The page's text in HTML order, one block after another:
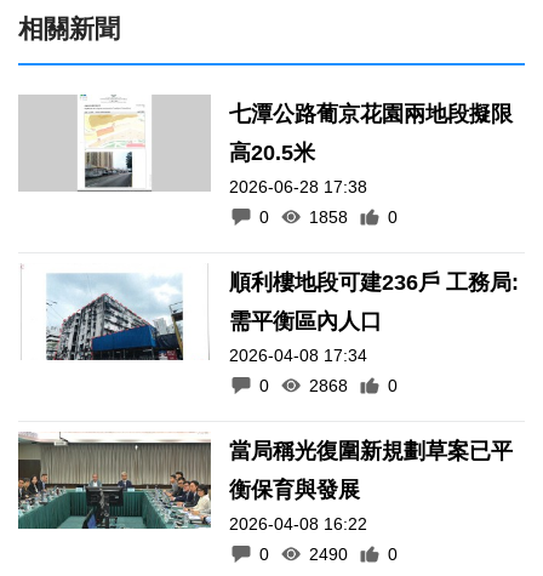
相關新聞
七潭公路葡京花園兩地段擬限
高20.5米
2026-06-28 17:38
0
1858 0
順利樓地段可建236戶 工務局:
需平衡區內人口
2026-04-08 17:34
0
2868 0
當局稱光復圍新規劃草案已平
衡保育與發展
2026-04-08 16:22
0
2490 0